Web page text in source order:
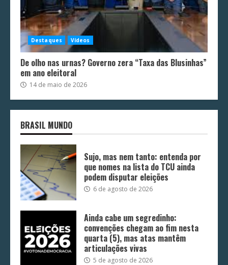
Destaques Vídeos
De olho nas urnas? Governo zera “Taxa das Blusinhas”
em ano eleitoral
14 de maio de 2026
BRASIL MUNDO
Sujo, mas nem tanto: entenda por
que nomes na lista do TCU ainda
podem disputar eleições
6 de agosto de 2026
Ainda cabe um segredinho:
convenções chegam ao fim nesta
quarta (5), mas atas mantêm
articulações vivas
5 de agosto de 2026